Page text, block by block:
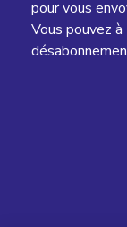
pour vous
Vous pouvez